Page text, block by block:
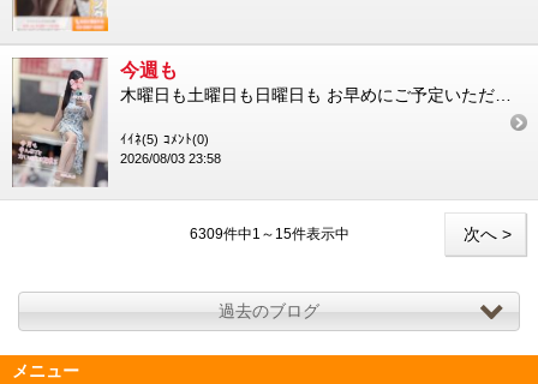
今週も
ｲｲﾈ(5) ｺﾒﾝﾄ(0)
2026/08/03 23:58
次へ >
6309件中1～15件表示中
過去のブログ
メニュー